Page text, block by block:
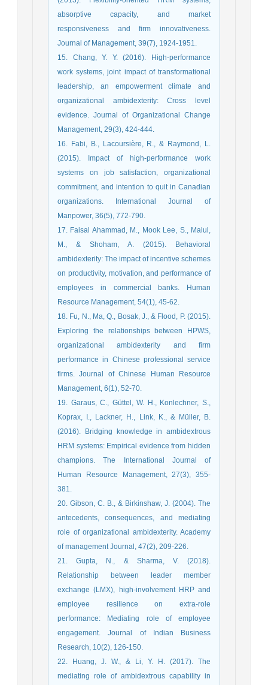
absorptive capacity, and market
responsiveness and firm innovativeness.
Journal of Management, 39(7), 1924-1951.
15. Chang, Y. Y. (2016). High-performance
work systems, joint impact of transformational
leadership, an empowerment climate and
organizational ambidexterity: Cross level
evidence. Journal of Organizational Change
Management, 29(3), 424-444.
16. Fabi, B., Lacoursière, R., & Raymond, L.
(2015). Impact of high-performance work
systems on job satisfaction, organizational
commitment, and intention to quit in Canadian
organizations. International Journal of
Manpower, 36(5), 772-790.
17. Faisal Ahammad, M., Mook Lee, S., Malul,
M., & Shoham, A. (2015). Behavioral
ambidexterity: The impact of incentive schemes
on productivity, motivation, and performance of
employees in commercial banks. Human
Resource Management, 54(1), 45-62.
18. Fu, N., Ma, Q., Bosak, J., & Flood, P. (2015).
Exploring the relationships between HPWS,
organizational ambidexterity and firm
performance in Chinese professional service
firms. Journal of Chinese Human Resource
Management, 6(1), 52-70.
19. Garaus, C., Güttel, W. H., Konlechner, S.,
Koprax, I., Lackner, H., Link, K., & Müller, B.
(2016). Bridging knowledge in ambidextrous
HRM systems: Empirical evidence from hidden
champions. The International Journal of
Human Resource Management, 27(3), 355-
381.
20. Gibson, C. B., & Birkinshaw, J. (2004). The
antecedents, consequences, and mediating
role of organizational ambidexterity. Academy
of management Journal, 47(2), 209-226.
21. Gupta, N., & Sharma, V. (2018).
Relationship between leader member
exchange (LMX), high-involvement HRP and
employee resilience on extra-role
performance: Mediating role of employee
engagement. Journal of Indian Business
Research, 10(2), 126-150.
22. Huang, J. W., & Li, Y. H. (2017). The
mediating role of ambidextrous capability in